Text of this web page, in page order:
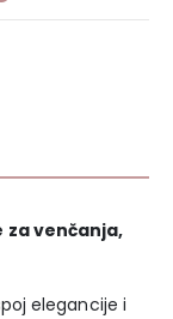
za venčanja,
elegancije i